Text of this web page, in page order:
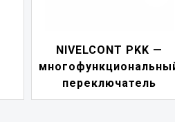
NIVELCONT PKK —
переключатель